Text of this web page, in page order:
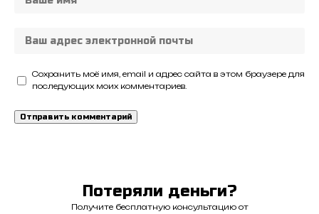
Сохранить моё имя, email и адрес сайта в этом браузере для
последующих моих комментариев.
Потеряли деньги?
Получите бесплатную консультацию от